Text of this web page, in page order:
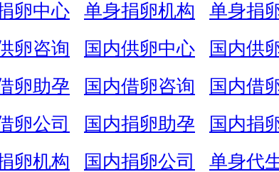
卵中心
单身捐卵机构 单身捐
卵咨询
国内供卵中心 国内供
卵助孕
国内借卵咨询 国内借
卵公司
国内捐卵助孕 国内捐
卵机构
国内捐卵公司 单身代